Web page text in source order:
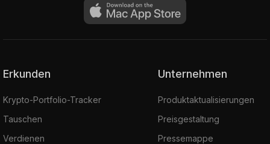
Erkunden
Krypto-Portfolio-Tracker
Tauschen
Verdienen
Unternehmen
Produktaktualisierungen
Preisgestaltung
Pressemappe